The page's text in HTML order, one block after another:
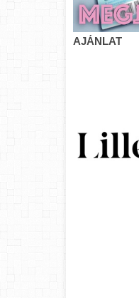
AJÁNLAT